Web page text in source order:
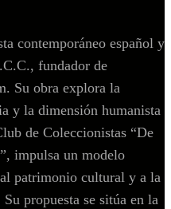
contemporáneo español y
fundador de
Su obra explora la
y la dimensión humanista
de Coleccionistas “De
impulsa un modelo
patrimonio cultural y a la
propuesta se sitúa en la